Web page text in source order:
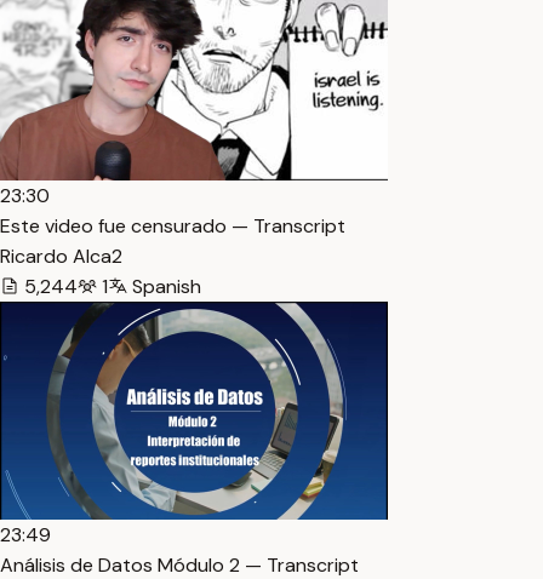
23:30
Este video fue censurado — Transcript
Ricardo Alca2
5,244
1 Spanish
23:49
Análisis de Datos Módulo 2 — Transcript